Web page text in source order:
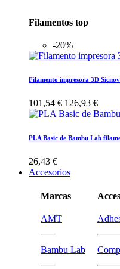
Filamentos top
-20%
Filamento impresora 3D
101,54 € 126,93 €
PLA Basic de Bambu Lab
26,43 €
Accesorios
Marcas
AMT
Bambu Lab